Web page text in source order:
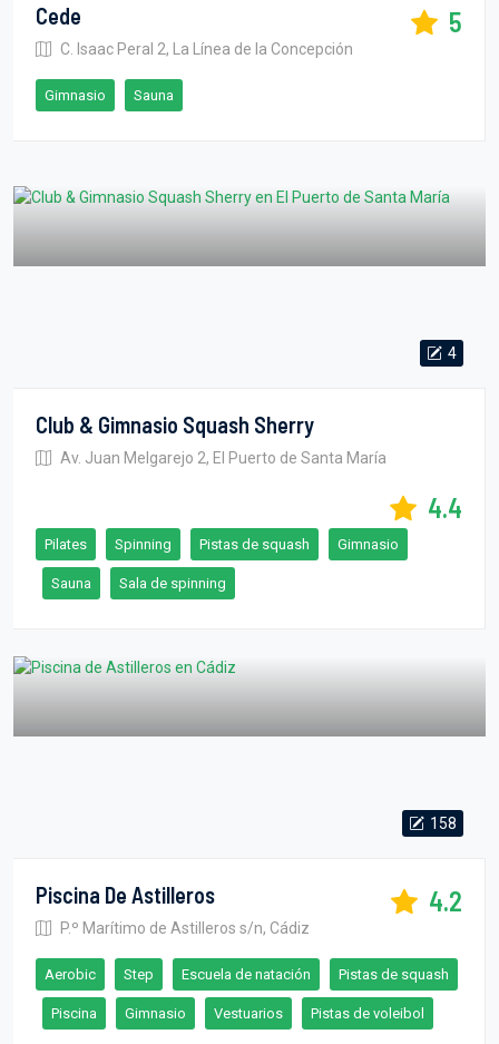
Cede
C. Isaac Peral 2, La Línea de la Concepción
5
Gimnasio Sauna
4
Club & Gimnasio Squash Sherry
Av. Juan Melgarejo 2, El Puerto de Santa María
4.4
Pilates Spinning Pistas de squash Gimnasio
Sauna Sala de spinning
158
Piscina De Astilleros
P.º Marítimo de Astilleros s/n, Cádiz
4.2
Aerobic Step Escuela de natación Pistas de squash
Piscina Gimnasio Vestuarios Pistas de voleibol